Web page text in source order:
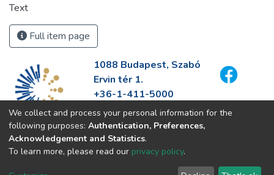
Text
Full item page
1088 Budapest, Szabó
Ervin tér 1.
+36-1-411-5000
info@fszek.hu
https://fszek.hu
We collect and process your personal information for the
following purposes: Authentication, Preferences,
Acknowledgement and Statistics.
To learn more, please read our privacy policy.